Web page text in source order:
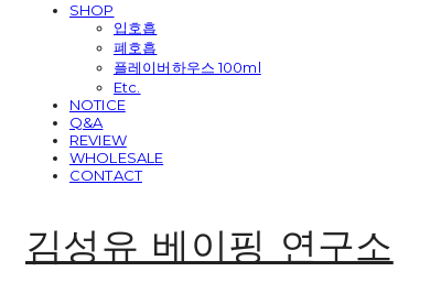
SHOP
입호흡
폐호흡
플레이버하우스 100ml
Etc.
NOTICE
Q&A
REVIEW
WHOLESALE
CONTACT
김성유 베이핑 연구소